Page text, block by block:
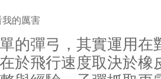
我的厲害
的彈弓 ， 其實運用在
於飛行速度取決於橡